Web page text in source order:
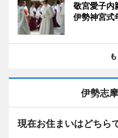
敬宮愛子
伊勢神宮式
伊勢志
現在お住まいはどちら